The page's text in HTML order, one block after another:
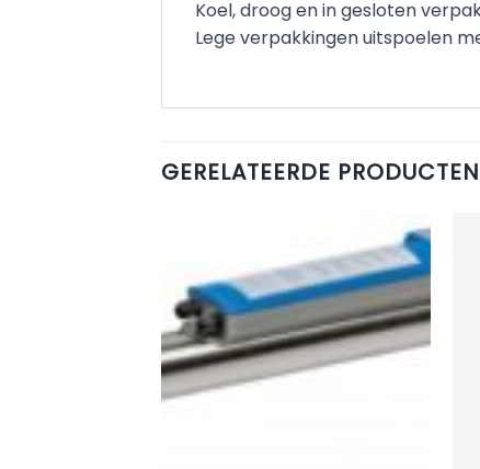
Koel, droog en in gesloten
Lege verpakkingen uitspoelen
GERELATEERDE PRODUCTEN